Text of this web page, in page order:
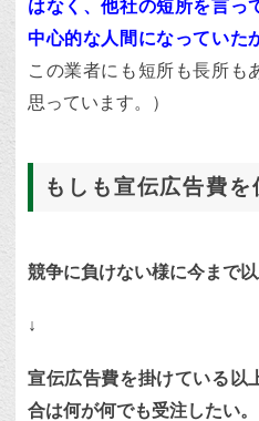
はなく、他社の短所を言っ
中心的な人間になっていた
この業者にも短所も長所も
思っています。）
もしも宣伝広告費
競争に負けない様に今まで
↓
宣伝広告費を掛けている以
合は何が何でも受注したい。